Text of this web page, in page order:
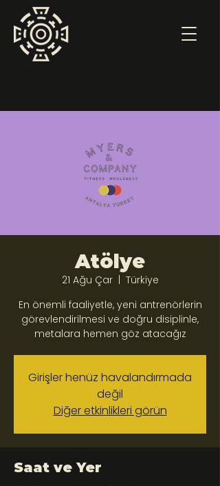
Atölye
21 Ağu Çar
  |
Türkiye
En önemli faaliyetle, yeni antrenörlerin
görevlendirilmesi ve doğru disiplinle,
metalara hemen göz atacağız
Girişler henüz havalandırmada
değil
Diğer etkinlikleri görün
Saat ve Yer